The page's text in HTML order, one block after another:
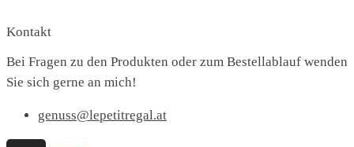
Kontakt
Bei Fragen zu den Produkten oder zum Bestellablauf wenden
Sie sich gerne an mich!
genuss@lepetitregal.at